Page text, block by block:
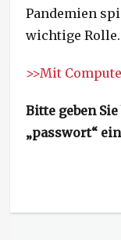
Pandemien
wichtige Rolle.
>>Mit
Bitte geben
„passwort“ ein